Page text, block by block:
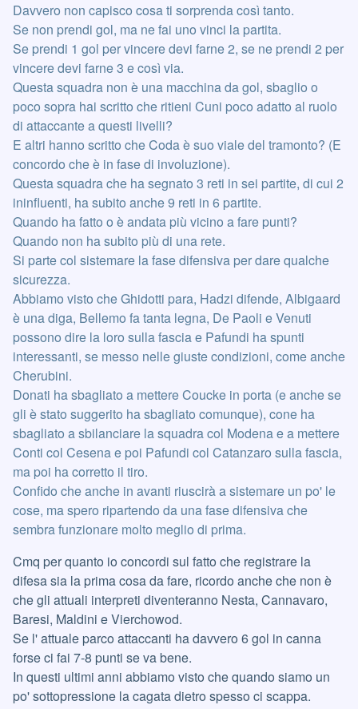
Davvero non capisco cosa ti sorprenda così tanto.
Se non prendi gol, ma ne fai uno vinci la partita.
Se prendi 1 gol per vincere devi farne 2, se ne prendi 2 per
vincere devi farne 3 e così via.
Questa squadra non è una macchina da gol, sbaglio o
poco sopra hai scritto che ritieni Cuni poco adatto al ruolo
di attaccante a questi livelli?
E altri hanno scritto che Coda è suo viale del tramonto? (E
concordo che è in fase di involuzione).
Questa squadra che ha segnato 3 reti in sei partite, di cui 2
ininfluenti, ha subito anche 9 reti in 6 partite.
Quando ha fatto o è andata più vicino a fare punti?
Quando non ha subito più di una rete.
Si parte col sistemare la fase difensiva per dare qualche
sicurezza.
Abbiamo visto che Ghidotti para, Hadzi difende, Albigaard
è una diga, Bellemo fa tanta legna, De Paoli e Venuti
possono dire la loro sulla fascia e Pafundi ha spunti
interessanti, se messo nelle giuste condizioni, come anche
Cherubini.
Donati ha sbagliato a mettere Coucke in porta (e anche se
gli è stato suggerito ha sbagliato comunque), cone ha
sbagliato a sbilanciare la squadra col Modena e a mettere
Conti col Cesena e poi Pafundi col Catanzaro sulla fascia,
ma poi ha corretto il tiro.
Confido che anche in avanti riuscirà a sistemare un po' le
cose, ma spero ripartendo da una fase difensiva che
sembra funzionare molto meglio di prima.
Cmq per quanto io concordi sul fatto che registrare la
difesa sia la prima cosa da fare, ricordo anche che non è
che gli attuali interpreti diventeranno Nesta, Cannavaro,
Baresi, Maldini e Vierchowod.
Se l' attuale parco attaccanti ha davvero 6 gol in canna
forse ci fai 7-8 punti se va bene.
In questi ultimi anni abbiamo visto che quando siamo un
po' sottopressione la cagata dietro spesso ci scappa.